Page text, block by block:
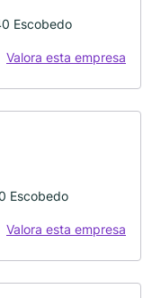
Escobedo
Valora esta empresa
Escobedo
Valora esta empresa